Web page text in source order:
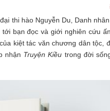
thi hào Nguyễn Du, Danh
bạn đọc và giới nghiên cứu
kiệt tác văn chương dân tộc,
nhận Truyện Kiều trong đời